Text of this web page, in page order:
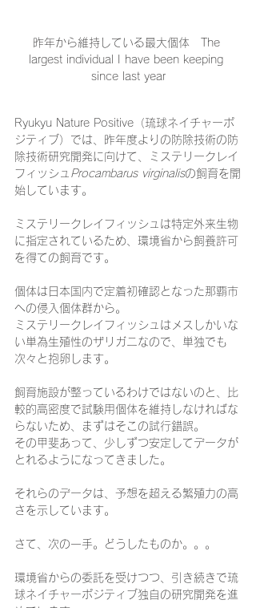
昨年から維持している最大個体　The
largest individual I have been keeping
since last year
Ryukyu Nature Positive（琉球ネイチャーポ
ジティブ）では、昨年度よりの防除技術の防
除技術研究開発に向けて、ミステリークレイ
フィッシュ Procambarus virginalisの飼育を開
始しています。
ミステリークレイフィッシュは特定外来生物
に指定されているため、環境省から飼養許可
を得ての飼育です。
個体は日本国内で定着初確認となった那覇市
への侵入個体群から。
ミステリークレイフィッシュはメスしかいな
い単為生殖性のザリガニなので、単独でも
次々と抱卵します。
飼育施設が整っているわけではないのと、比
較的高密度で試験用個体を維持しなければな
らないため、まずはそこの試行錯誤。
その甲斐あって、少しずつ安定してデータが
とれるようになってきました。
それらのデータは、予想を超える繁殖力の高
さを示しています。
さて、次の一手。どうしたものか。。。
環境省からの委託を受けつつ、引き続きで琉
球ネイチャーポジティブ独自の研究開発を進